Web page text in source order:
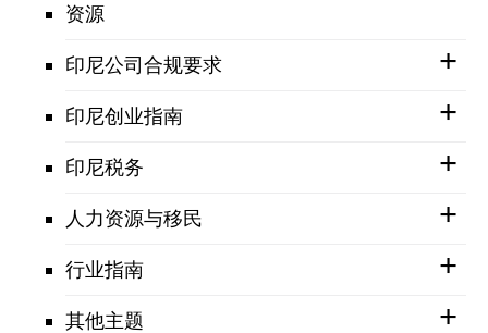
资源
印尼公司合规要求
印尼创业指南
印尼税务
人力资源与移民
行业指南
其他主题